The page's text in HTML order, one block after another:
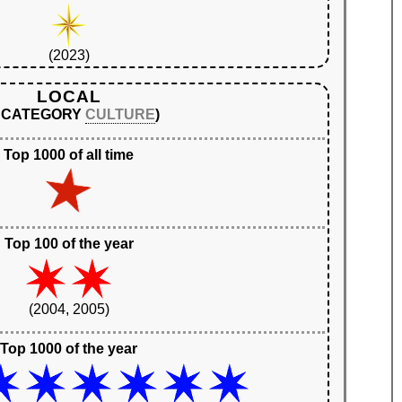
(2023)
LOCAL
CULTURE)
Top 1000 of all time
Top 100 of the year
(2004, 2005)
Top 1000 of the year